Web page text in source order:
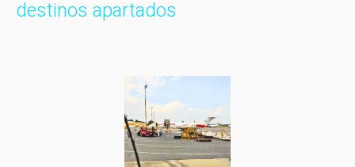
destinos apartados